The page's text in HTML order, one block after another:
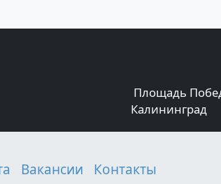
Площадь
Калининград
Вакансии Контакты